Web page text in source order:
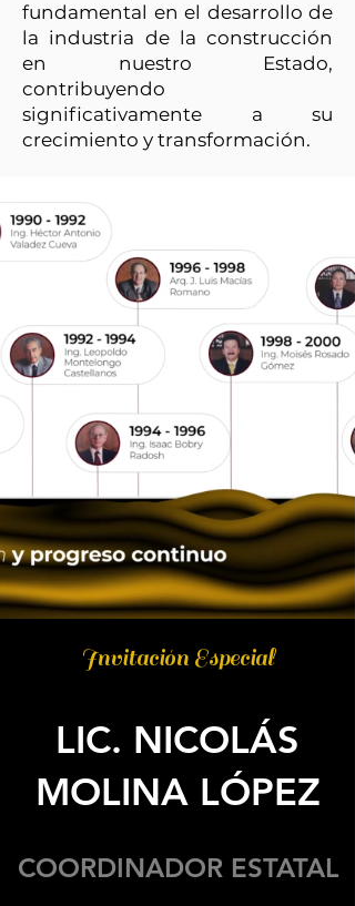
fundamental en el desarrollo de
la industria de la construcción
en nuestro Estado,
contribuyendo
significativamente a su
crecimiento y transformación.
Invitación Especial
LIC. NICOLÁS
MOLINA LÓPEZ
COORDINADOR ESTATAL